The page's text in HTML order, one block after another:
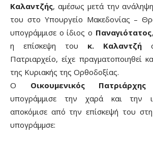
Καλαντζής, αμέσως μετά την
του στο Υπουργείο Μακεδονίας –
υπογράμμισε ο ίδιος ο Παναγιότατος
η επίσκεψη του κ. Καλαντζή
Πατριαρχείο, είχε πραγματοποιηθεί
της Κυριακής της Ορθοδοξίας.
Ο Οικουμενικός Πατριάρχης
υπογράμμισε την χαρά και την
αποκόμισε από την επίσκεψή του
υπογράμμσε: